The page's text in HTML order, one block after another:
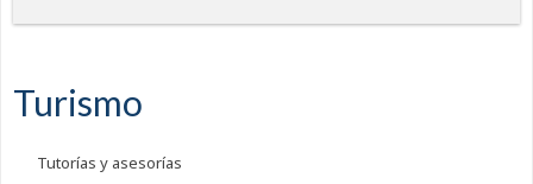
Turismo
Tutorías y asesorías